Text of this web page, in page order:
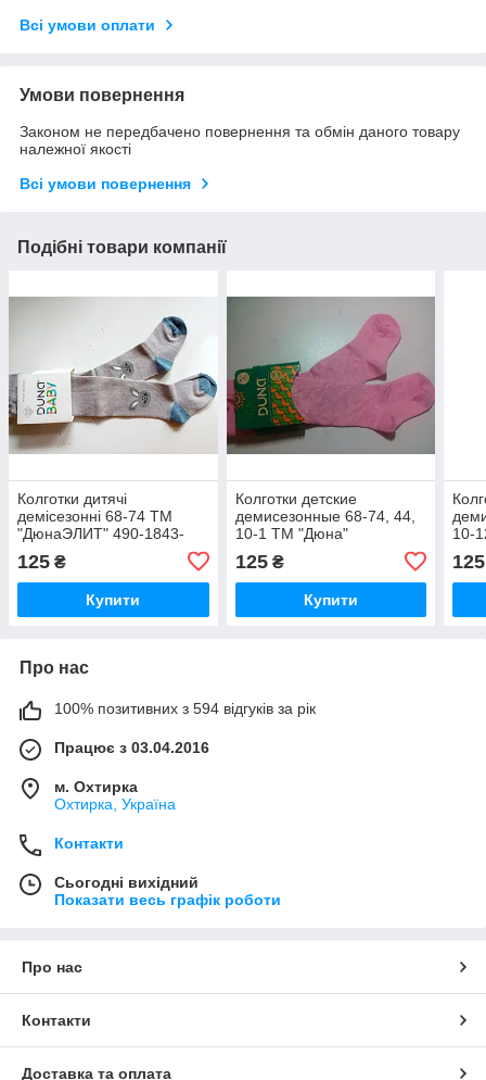
Всі умови оплати
Умови повернення
Законом не передбачено повернення та обмін даного товару
належної якості
Всі умови повернення
Подібні товари компанії
Колготки дитячі
демісезонні 68-74 ТМ
"ДюнаЭЛИТ" 490-1843-
світло-сірий / колготи НА
ПІДГУЗОК
125 ₴
Купити
Колготки детские
демисезонные 68-74, 44,
10-1 ТМ "Дюна"
розовый /колготи дитячі
демісезонні
125₴
Купити
10-
125
Про нас
100% позитивних з 594 відгуків за рік
Працює з 03.04.2016
м. Охтирка
Охтирка, Україна
Контакти
Сьогодні вихідний
Показати весь графік роботи
Про нас
Контакти
Доставка та оплата